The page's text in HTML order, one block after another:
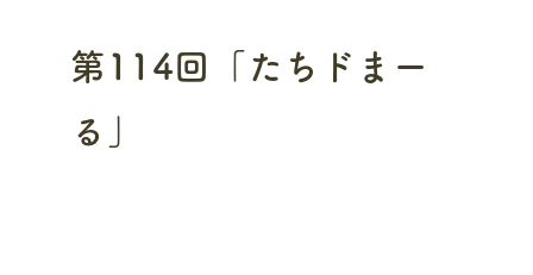
第114回「たちドまー
る」